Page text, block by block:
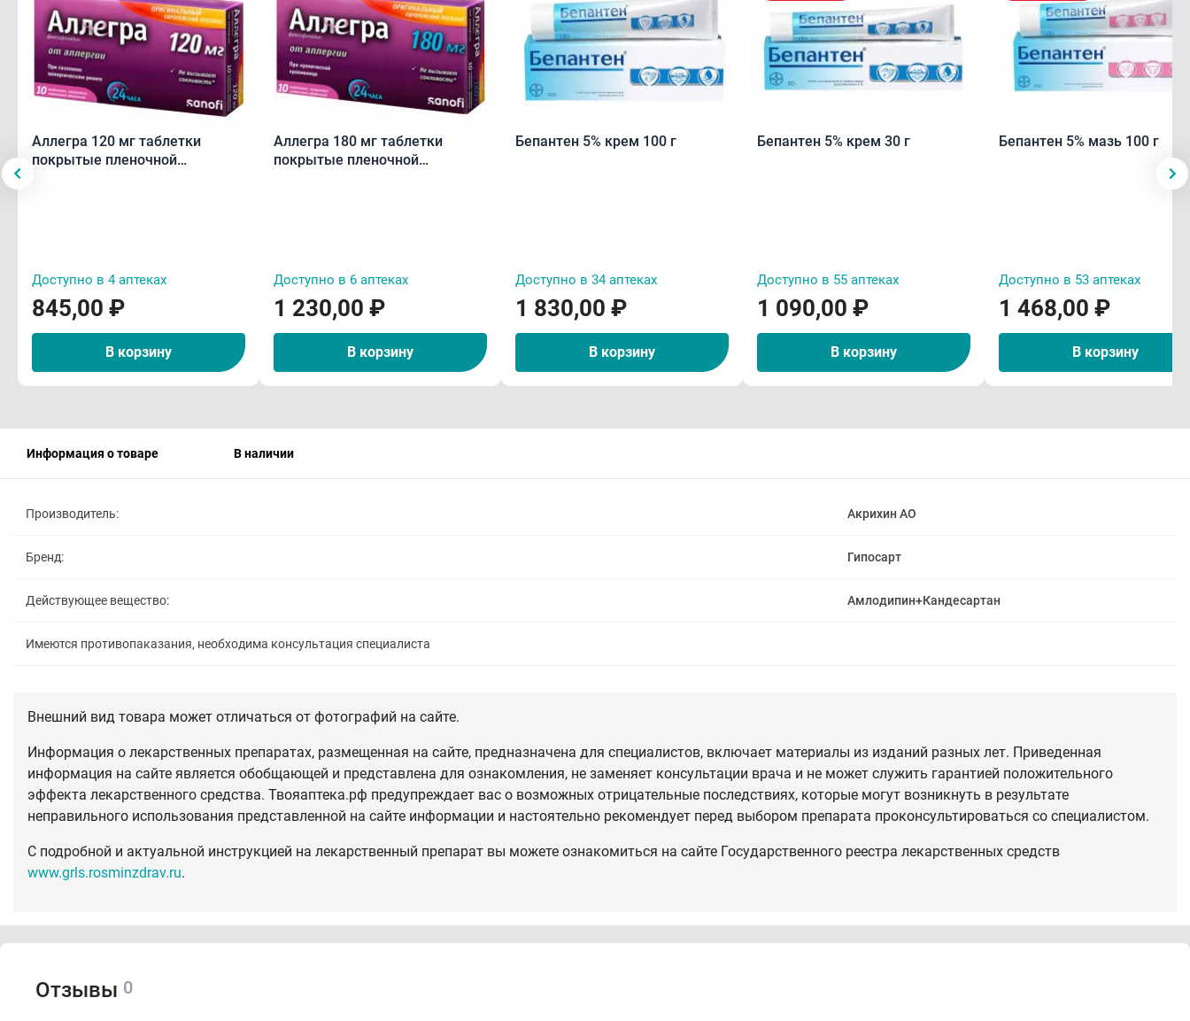
Аллегра 120 мг таблетки
покрытые пленочной
Доступно в 4 аптеках
845,00 ₽
В корзину
Аллегра 180 мг таблетки
покрытые пленочной
Доступно в 6 аптеках
1 230,00 ₽
В корзину
Бепантен 5% крем 100 г
Доступно в 34 аптеках
1 830,00 ₽
В корзину
Бепантен 5% крем 30 г
Доступно в 55 аптеках
1 090,00 ₽
В корзину
Бепантен 5% мазь 100 г
Доступно в 53 аптеках
1 468,00 ₽
В корзину
Информация о товаре В наличии
Производитель: Акрихин АО
Бренд: Гипосарт
Действующее вещество: Амлодипин+Кандесартан
Имеются противопаказания, необходима консультация специалиста
Внешний вид товара может отличаться от фотографий на сайте.
Информация о лекарственных препаратах, размещенная на сайте, предназначена для специалистов, включает материалы из изданий разных лет. Приведенная
информация на сайте является обобщающей и представлена для ознакомления, не заменяет консультации врача и не может служить гарантией положительного
эффекта лекарственного средства. Твояаптека.рф предупреждает вас о возможных отрицательные последствиях, которые могут возникнуть в результате
неправильного использования представленной на сайте информации и настоятельно рекомендует перед выбором препарата проконсультироваться со специалистом.
С подробной и актуальной инструкцией на лекарственный препарат вы можете ознакомиться на сайте Государственного реестра лекарственных средств
www.grls.rosminzdrav.ru.
Отзывы 0